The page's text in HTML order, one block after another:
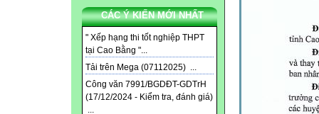
CÁC Ý KIẾN MỚI NHẤT
" Xếp hạng thi tốt nghiệp THPT
tại Cao Bằng "...
Tải trên Mega (07112025) ...
Công văn 7991/BGDĐT-GDTrH
(17/12/2024 - Kiểm tra, đánh giá)
...